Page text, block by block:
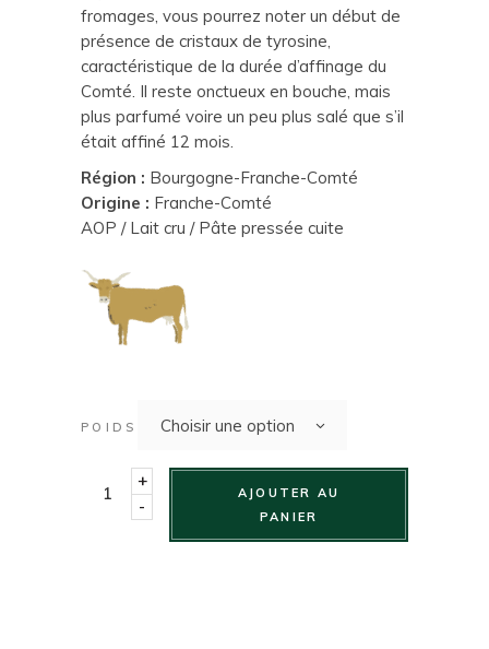
fromages, vous pourrez noter un début de
présence de cristaux de tyrosine,
caractéristique de la durée d’affinage du
Comté. Il reste onctueux en bouche, mais
plus parfumé voire un peu plus salé que s’il
était affiné 12 mois.
Région : Bourgogne-Franche-Comté
Origine : Franche-Comté
AOP / Lait cru / Pâte pressée cuite
POIDS Choisir une option
-
+
AJOUTER AU
PANIER